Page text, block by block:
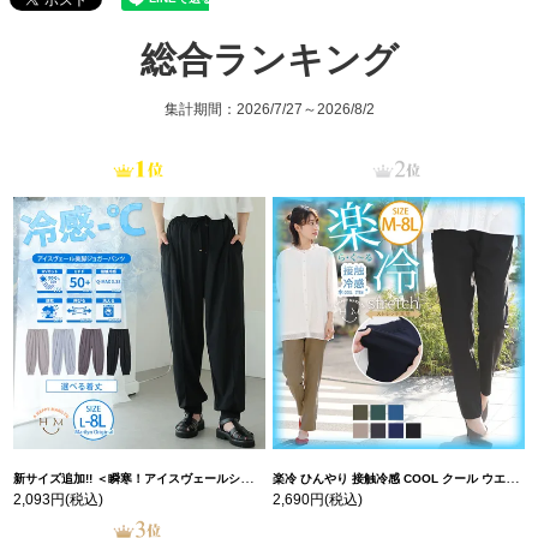
総合ランキング
集計期間：2026/7/27～2026/8/2
新サイズ追加!! ＜瞬寒！アイスヴェールシリーズ＞ 美脚 ジョガーパンツ 【ウェストゴム】 【ストレッチ】 | 大きいサイズの通販ならハッピーマリリン
2,093円(税込)
楽冷 ひんやり 接触冷感 COOL クール ウエストゴム 楽ちん ストレッチ 美脚 レギパン 【ストレッチ】 | 大きいサイズの通販ならハッピーマリリン
2,690円(税込)